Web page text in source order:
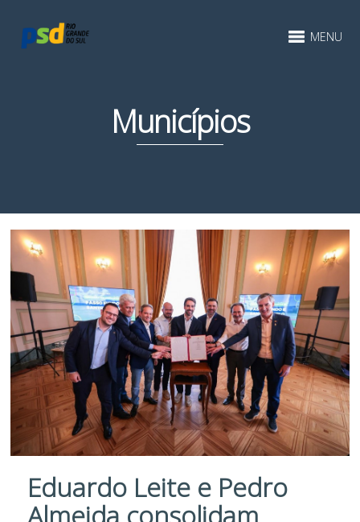
MENU
Municípios
Eduardo Leite e Pedro
Almeida consolidam